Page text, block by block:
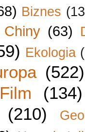
Biznes
Chiny (63)
Ekologia
(522)
Film
(134)
(210)